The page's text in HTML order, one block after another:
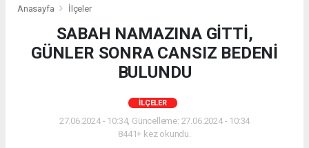
Anasayfa İlçeler
SABAH NAMAZINA GİTTİ,
GÜNLER SONRA CANSIZ BEDENİ
BULUNDU
İLÇELER
27.06.2024 - 10:34, Güncelleme: 27.06.2024 - 10:34
8441+ kez okundu.